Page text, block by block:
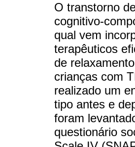
O transtorno
cognitivo-
qual vem
terapêuticos
de
crianças com
realizado um
tipo antes e
foram
questionário